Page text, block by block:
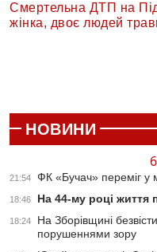
Смертельна ДТП на
жінка, двоє людей
НОВИНИ
21:54 ФК «Бучач» переміг у
18:46 На 44-му році життя
18:24
На Зборівщині
порушеннями зору